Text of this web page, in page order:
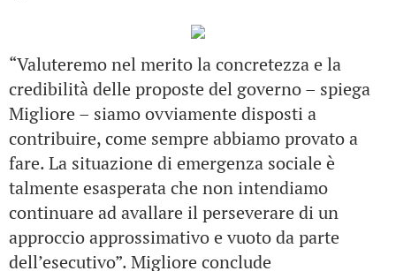
“Valuteremo nel merito la concretezza e la
credibilità delle proposte del governo – spiega
Migliore – siamo ovviamente disposti a
contribuire, come sempre abbiamo provato a
fare. La situazione di emergenza sociale è
talmente esasperata che non intendiamo
continuare ad avallare il perseverare di un
approccio approssimativo e vuoto da parte
dell’esecutivo”. Migliore conclude